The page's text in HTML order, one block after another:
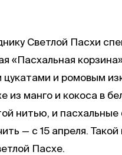
Светлой Пасхи
«Пасхальная
цукатами и ромовым
манго и кокоса в
нитью, и пасхальные
— с 15 апреля.
Пасхе.